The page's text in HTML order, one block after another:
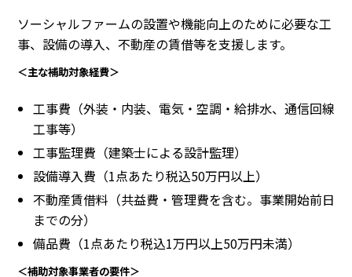
ソーシャルファームの設置や機能向上のために必要な工
事、設備の導入、不動産の賃借等を支援します。
＜主な補助対象経費＞
工事費（外装・内装、電気・空調・給排水、通信回線
工事等）
工事監理費（建築士による設計監理）
設備導入費（1点あたり税込50万円以上）
不動産賃借料（共益費・管理費を含む。事業開始前日
までの分）
備品費（1点あたり税込1万円以上50万円未満）
＜補助対象事業者の要件＞